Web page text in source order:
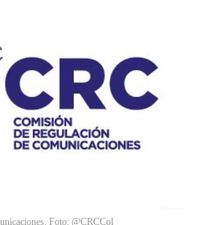
Foto: @CRCCol